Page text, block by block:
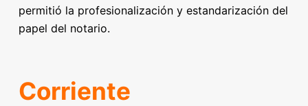
permitió la profesionalización y estandarización del
papel del notario.
Corriente